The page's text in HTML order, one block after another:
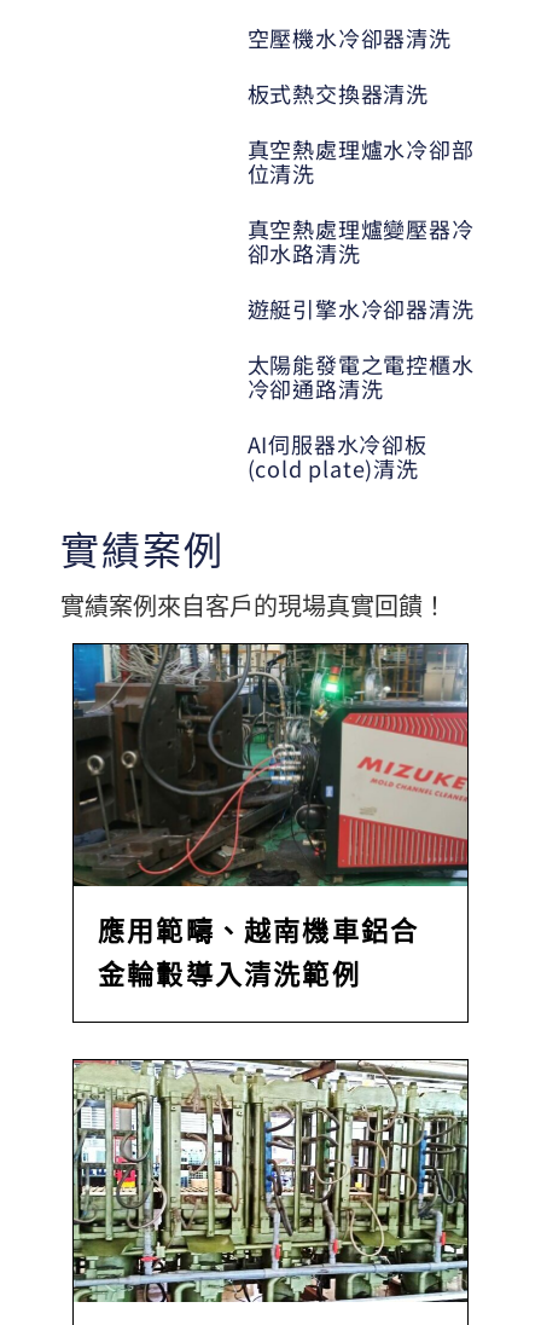
實績案例
實績案例來自客戶的現場真實回饋！
應用範疇、越南機車鋁合
金輪轂導入清洗範例
空壓機水冷卻器清洗
板式熱交換器清洗
真空熱處理爐水冷卻部
位清洗
真空熱處理爐變壓器冷
卻水路清洗
遊艇引擎水冷卻器清洗
太陽能發電之電控櫃水
冷卻通路清洗
AI伺服器水冷卻板
(cold plate)清洗